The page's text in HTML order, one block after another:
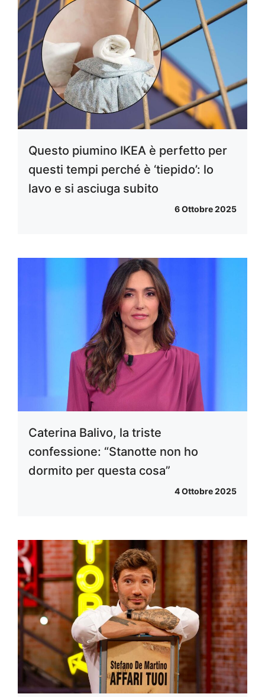
Questo piumino IKEA è perfetto per
questi tempi perché è ‘tiepido’: lo
lavo e si asciuga subito
6 Ottobre 2025
Caterina Balivo, la triste
confessione: “Stanotte non ho
dormito per questa cosa”
4 Ottobre 2025